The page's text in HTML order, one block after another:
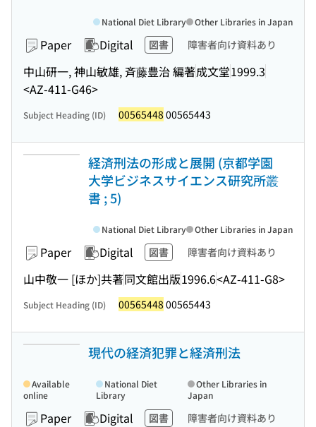
Paper Digital 図書 障害者向け資料あり
中山研一, 神山敏雄, 斉藤豊治 編著成文堂1999.3
<AZ-411-G46>
National Diet Library Other Libraries in Japan
Subject Heading (ID) 00565448 00565443
経済刑法の形成と展開 (京都学園
大学ビジネスサイエンス研究所叢
書 ; 5)
Paper Digital 図書 障害者向け資料あり
山中敬一 [ほか]共著同文館出版1996.6<AZ-411-G8>
National Diet Library Other Libraries in Japan
Subject Heading (ID) 00565448 00565443
現代の経済犯罪と経済刑法
Paper Digital 図書 障害者向け資料あり
Available
online
National Diet
Library
Other Libraries in
Japan